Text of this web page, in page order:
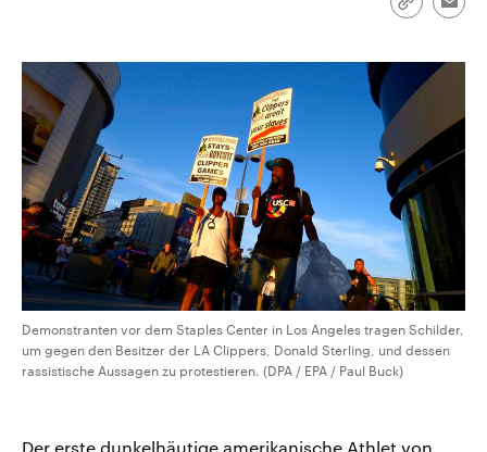
Link
Demonstranten vor dem Staples Center in Los Angeles tragen Schilder,
um gegen den Besitzer der LA Clippers, Donald Sterling, und dessen
rassistische Aussagen zu protestieren. (DPA / EPA / Paul Buck)
Der erste dunkelhäutige amerikanische Athlet von